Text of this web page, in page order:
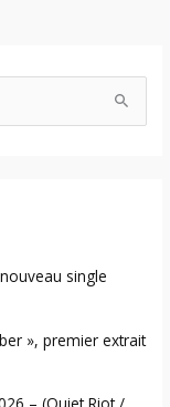
single
», premier extrait